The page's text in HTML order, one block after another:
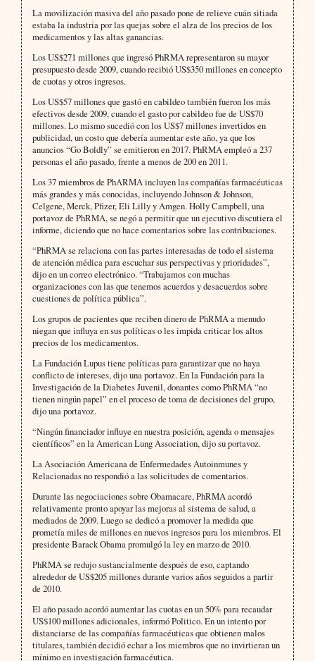
La movilización masiva del año pasado pone de relieve cuán sitiada
estaba la industria por las quejas sobre el alza de los precios de los
medicamentos y las altas ganancias.
Los US$271 millones que ingresó PhRMA representaron su mayor
presupuesto desde 2009, cuando recibió US$350 millones en concepto
de cuotas y otros ingresos.
Los US$57 millones que gastó en cabildeo también fueron los más
efectivos desde 2009, cuando el gasto por cabildeo fue de US$70
millones. Lo mismo sucedió con los US$7 millones invertidos en
publicidad, un costo que debería aumentar este año, ya que los
anuncios “Go Boldly” se emitieron en 2017. PhRMA empleó a 237
personas el año pasado, frente a menos de 200 en 2011.
Los 37 miembros de PhARMA incluyen las compañías farmacéuticas
más grandes y más conocidas, incluyendo Johnson & Johnson,
Celgene, Merck, Pfizer, Eli Lilly y Amgen. Holly Campbell, una
portavoz de PhRMA, se negó a permitir que un ejecutivo discutiera el
informe, diciendo que no hace comentarios sobre las contribuciones.
“PhRMA se relaciona con las partes interesadas de todo el sistema
de atención médica para escuchar sus perspectivas y prioridades”,
dijo en un correo electrónico. “Trabajamos con muchas
organizaciones con las que tenemos acuerdos y desacuerdos sobre
cuestiones de política pública”.
Los grupos de pacientes que reciben dinero de PhRMA a menudo
niegan que influya en sus políticas o les impida criticar los altos
precios de los medicamentos.
La Fundación Lupus tiene políticas para garantizar que no haya
conflicto de intereses, dijo una portavoz. En la Fundación para la
Investigación de la Diabetes Juvenil, donantes como PhRMA “no
tienen ningún papel” en el proceso de toma de decisiones del grupo,
dijo una portavoz.
“Ningún financiador influye en nuestra posición, agenda o mensajes
científicos” en la American Lung Association, dijo su portavoz.
La Asociación Americana de Enfermedades Autoinmunes y
Relacionadas no respondió a las solicitudes de comentarios.
Durante las negociaciones sobre Obamacare, PhRMA acordó
relativamente pronto apoyar las mejoras al sistema de salud, a
mediados de 2009. Luego se dedicó a promover la medida que
prometía miles de millones en nuevos ingresos para los miembros. El
presidente Barack Obama promulgó la ley en marzo de 2010.
PhRMA se redujo sustancialmente después de eso, captando
alrededor de US$205 millones durante varios años seguidos a partir
de 2010.
El año pasado acordó aumentar las cuotas en un 50% para recaudar
US$100 millones adicionales, informó Politico. En un intento por
distanciarse de las compañías farmacéuticas que obtienen malos
titulares, también decidió echar a los miembros que no invirtieran un
mínimo en investigación farmacéutica.